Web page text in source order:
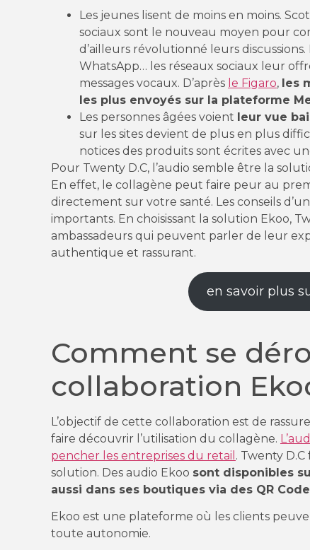
Les jeunes lisent de moins en moins.
sociaux sont le nouveau moyen pour
d’ailleurs révolutionné leurs
WhatsApp… les réseaux sociaux leur
messages vocaux. D’après le Figaro, les
les plus envoyés sur la plateforme
Les personnes âgées voient leur vue
sur les sites devient de plus en plus
notices des produits sont écrites avec
Pour Twenty D.C, l’audio semble être la
En effet, le collagène peut faire peur au
directement sur votre santé. Les conseils
importants. En choisissant la solution Ekoo,
ambassadeurs qui peuvent parler de leur
authentique et rassurant.
en savoir plus
Comment se
collaboration
L’objectif de cette collaboration est de
faire découvrir l’utilisation du collagène.
pencher les entreprises du retail . Twenty
solution. Des audio Ekoo sont disponibles
aussi dans ses boutiques via des QR
Ekoo est une plateforme où les clients
toute autonomie.